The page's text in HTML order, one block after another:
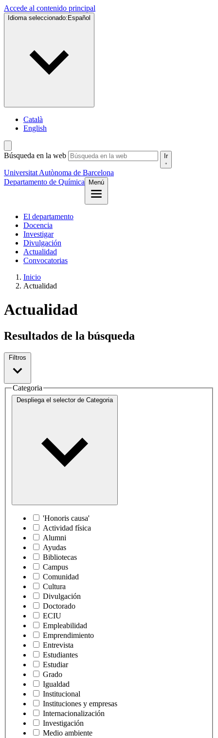
Accede al contenido principal
Idioma seleccionado: Español
Català
English
Búsqueda en la web Ir
Universitat Autònoma de Barcelona
Departamento de Química
Menú
El departamento
Docencia
Investigar
Divulgación
Actualidad
Convocatorias
Inicio
Actualidad
Actualidad
Resultados de la búsqueda
Filtros
Categoria
Despliega el selector de Categoria
'Honoris causa'
Actividad física
Alumni
Ayudas
Bibliotecas
Campus
Comunidad
Cultura
Divulgación
Doctorado
ECIU
Empleabilidad
Emprendimiento
Entrevista
Estudiantes
Estudiar
Grado
Igualdad
Institucional
Instituciones y empresas
Internacionalización
Investigación
Medio ambiente